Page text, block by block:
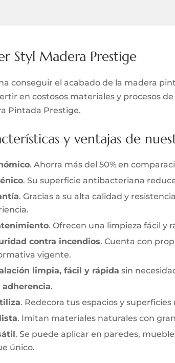
Styl Madera Prestige
conseguir el acabado de la madera
en costosos materiales y procesos
Pintada Prestige.
y ventajas de
. Ahorra más del 50% en
. Su superficie antibacteriana
. Gracias a su alta calidad y
. Ofrecen una limpieza fácil y
contra incendios. Cuenta con
vigente.
limpia, fácil y rápida sin
adherencia.
. Redecora tus espacios y
. Imitan materiales naturales con
. Se puede aplicar en paredes,
único.